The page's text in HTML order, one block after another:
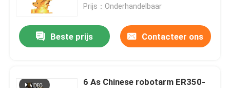
Prijs：Onderhandelbaar
Beste prijs Contacteer ons
6 As Chinese robotarm ER350-